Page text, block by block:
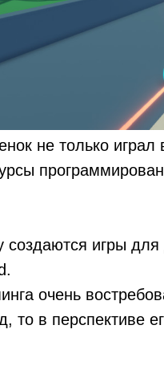
не только
создаются игры
очень
то в перспективе